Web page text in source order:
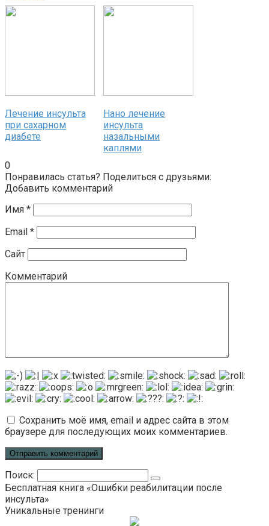
Лечение инсульта
при сахарном
диабете
Нано лечение
инсульта
назальными
каплями
0
Понравилась статья? Поделиться с друзьями:
Добавить комментарий
Имя *
Email *
Сайт
Комментарий
Сохранить моё имя, email и адрес сайта в этом
браузере для последующих моих комментариев.
Поиск:
Бесплатная книга «Ошибки реабилитации после
инсульта»
Уникальные тренинги